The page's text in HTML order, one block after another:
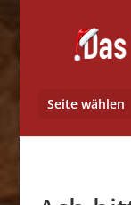
Seite wählen